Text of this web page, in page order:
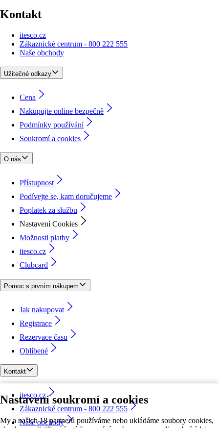
Nastavení soukromí a cookies
My a našich 18 partnerů používáme nebo ukládáme soubory cookies,
Kontakt
itesco.cz
Zákaznické centrum - 800 222 555
Naše obchody
Užitečné odkazy
Cena
Nakupujte online bezpečně
Podmínky používání
Soukromí a cookies
O nás
Přístupnost
Podívejte se, kam doručujeme
Poplatek za službu
Nastavení Cookies
Možnosti platby
itesco.cz
Clubcard
Pomoc s prvním nákupem
Jak nakupovat
Registrace
Rezervace času
Oblíbené
Kontakt
itesco.cz
Zákaznické centrum - 800 222 555
Naše obchody